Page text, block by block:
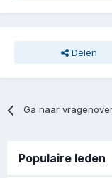
Delen
Ga naar
Populaire leden